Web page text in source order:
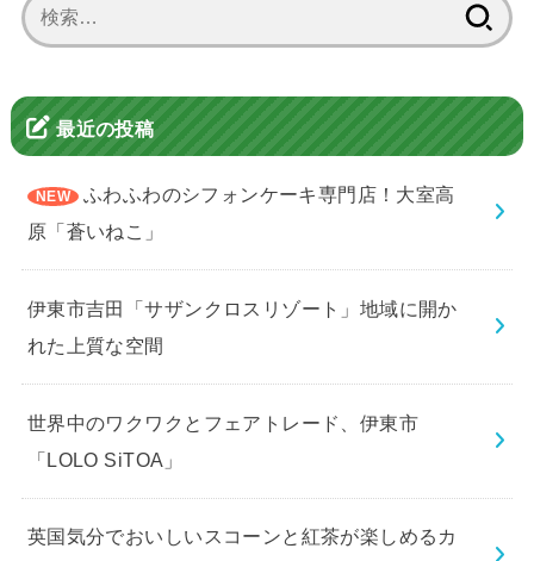
索:
最近の投稿
ふわふわのシフォンケーキ専門店！大室高
原「蒼いねこ」
伊東市吉田「サザンクロスリゾート」地域に開か
れた上質な空間
世界中のワクワクとフェアトレード、伊東市
「LOLO SiTOA」
英国気分でおいしいスコーンと紅茶が楽しめるカ